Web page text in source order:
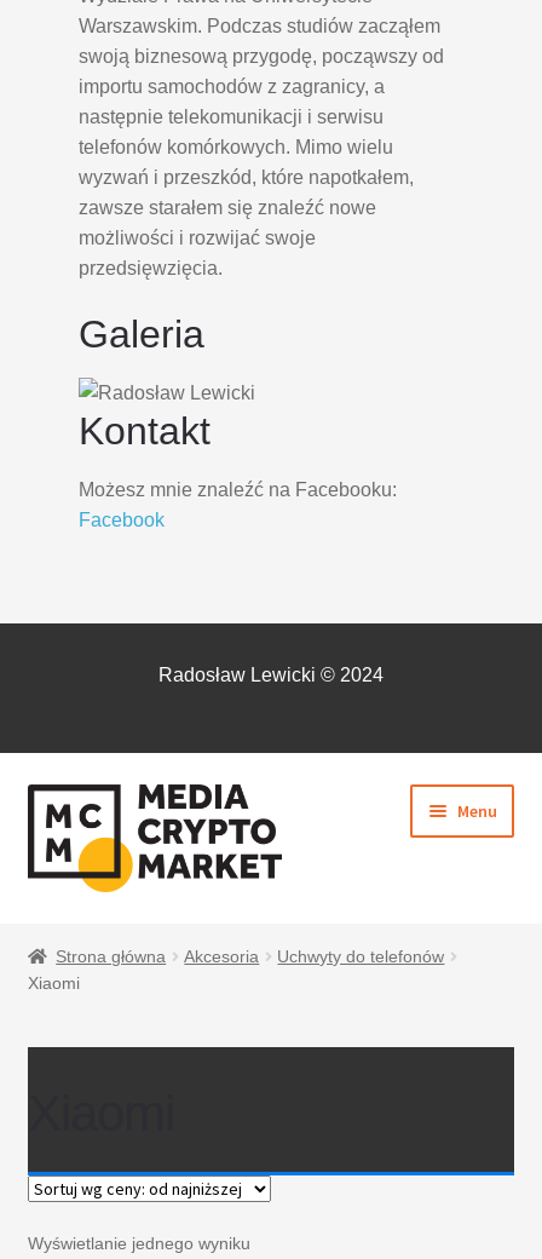
Warszawskim. Podczas studiów zacząłem
swoją biznesową przygodę, począwszy od
importu samochodów z zagranicy, a
następnie telekomunikacji i serwisu
telefonów komórkowych. Mimo wielu
wyzwań i przeszkód, które napotkałem,
zawsze starałem się znaleźć nowe
możliwości i rozwijać swoje
przedsięwzięcia.
Galeria
Kontakt
Możesz mnie znaleźć na Facebooku:
Facebook
Radosław Lewicki © 2024
PRZEJDŹ
DO
NAWIGACJI
PRZEJDŹ
DO
TREŚCI
Menu
BEZPIECZNE PŁATNOŚCI
Strona główna Akcesoria
Uchwyty do telefonów
Xiaomi
Wyświetlanie jednego wyniku